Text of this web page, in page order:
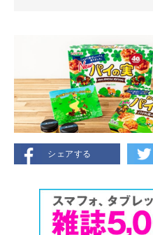
シェアする